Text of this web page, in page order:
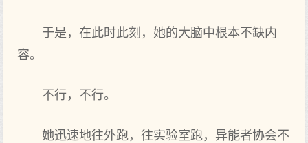
于是，在此时此刻，她的大脑中根本不缺内
容。
不行，不行。
她迅速地往外跑，往实验室跑，异能者协会不